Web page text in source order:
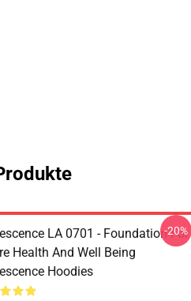
LA 0701 - Foundation For
Health And Well Being
Hoodies
-20%